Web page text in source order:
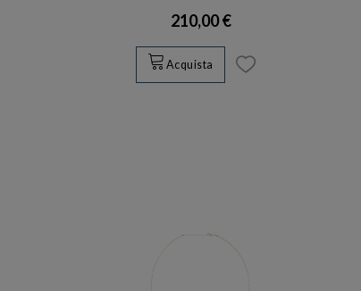
210,00 €
Acquista